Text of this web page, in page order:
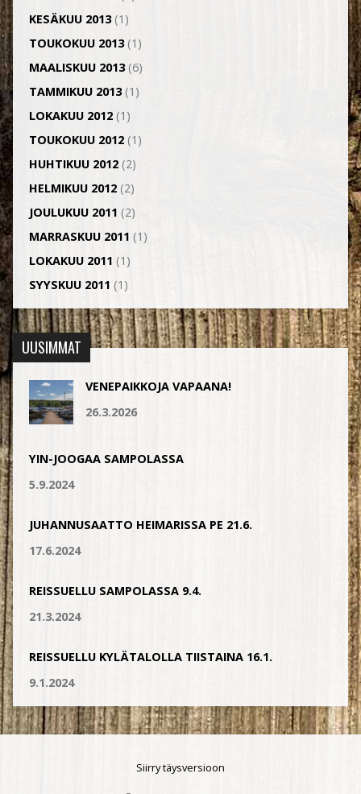
KESÄKUU 2013(1)
TOUKOKUU 2013(1)
MAALISKUU 2013(6)
TAMMIKUU 2013(1)
LOKAKUU 2012(1)
TOUKOKUU 2012(1)
HUHTIKUU 2012(2)
HELMIKUU 2012(2)
JOULUKUU 2011 (2)
MARRASKUU 2011 (1)
LOKAKUU 2011 (1)
SYYSKUU 2011 (1)
UUSIMMAT
VENEPAIKKOJA VAPAANA!
26.3.2026
YIN-JOOGAA SAMPOLASSA
5.9.2024
JUHANNUSAATTO HEIMARISSA PE 21.6.
17.6.2024
REISSUELLU SAMPOLASSA 9.4.
21.3.2024
REISSUELLU KYLÄTALOLLA TIISTAINA 16.1.
9.1.2024
Siirry täysversioon